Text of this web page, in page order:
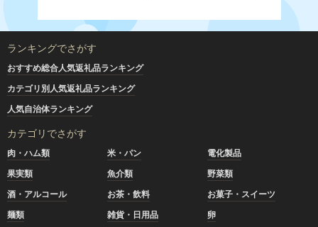
ランキングでさがす
おすすめ総合人気返礼品ランキング
カテゴリ別人気返礼品ランキング
人気自治体ランキング
カテゴリでさがす
肉・ハム類 米・パン
電化製品
果実類
魚介類
野菜類
酒・アルコール
お茶・飲料
お菓子・スイーツ
麺類
雑貨・日用品
卵